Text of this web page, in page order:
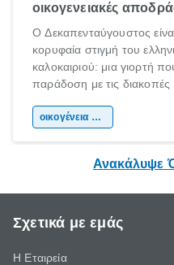
οικογενειακές
Ο Δεκαπενταύγουστος
κορυφαία στιγμή του
καλοκαιριού: μια γιορτή
παράδοση με τις διακοπές
χώρας. Είτε πρόκειται για
οικογένεια & παιδί
Ανακάλυψε
Σχετικά με εμάς
Η Εταιρεία